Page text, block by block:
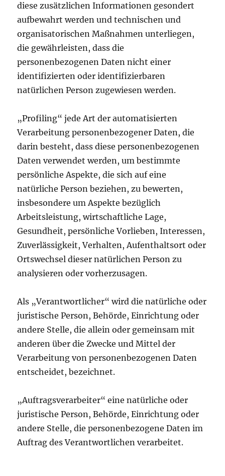
diese zusätzlichen Informationen gesondert
aufbewahrt werden und technischen und
organisatorischen Maßnahmen unterliegen,
die gewährleisten, dass die
personenbezogenen Daten nicht einer
identifizierten oder identifizierbaren
natürlichen Person zugewiesen werden.
„Profiling“ jede Art der automatisierten
Verarbeitung personenbezogener Daten, die
darin besteht, dass diese personenbezogenen
Daten verwendet werden, um bestimmte
persönliche Aspekte, die sich auf eine
natürliche Person beziehen, zu bewerten,
insbesondere um Aspekte bezüglich
Arbeitsleistung, wirtschaftliche Lage,
Gesundheit, persönliche Vorlieben, Interessen,
Zuverlässigkeit, Verhalten, Aufenthaltsort oder
Ortswechsel dieser natürlichen Person zu
analysieren oder vorherzusagen.
Als „Verantwortlicher“ wird die natürliche oder
juristische Person, Behörde, Einrichtung oder
andere Stelle, die allein oder gemeinsam mit
anderen über die Zwecke und Mittel der
Verarbeitung von personenbezogenen Daten
entscheidet, bezeichnet.
„Auftragsverarbeiter“ eine natürliche oder
juristische Person, Behörde, Einrichtung oder
andere Stelle, die personenbezogene Daten im
Auftrag des Verantwortlichen verarbeitet.